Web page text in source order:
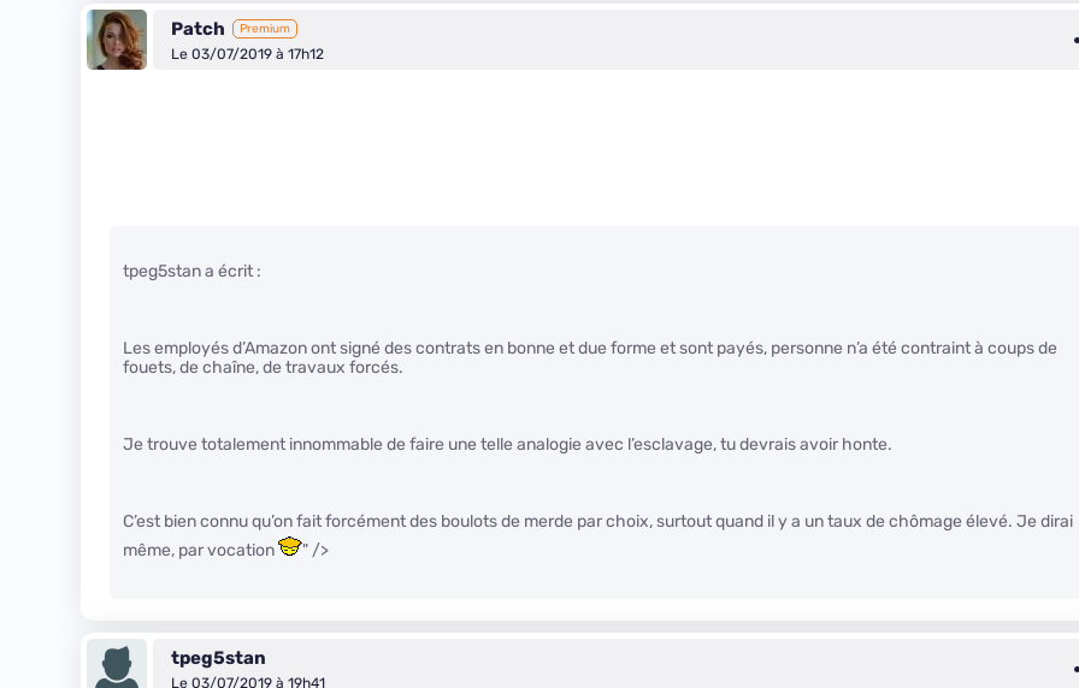
Patch Premium
Le 03/07/2019 à 17h12
tpeg5stan a écrit :
Les employés d’Amazon ont signé des contrats en bonne et due forme et sont payés, personne n’a été contraint à coups de
fouets, de chaîne, de travaux forcés.
Je trouve totalement innommable de faire une telle analogie avec l’esclavage, tu devrais avoir honte.
C’est bien connu qu’on fait forcément des boulots de merde par choix, surtout quand il y a un taux de chômage élevé. Je dirai
même, par vocation
" />
tpeg5stan
Le 03/07/2019 à 19h41